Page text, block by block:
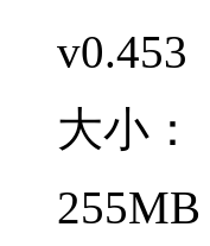
v0.453
大小：
255MB